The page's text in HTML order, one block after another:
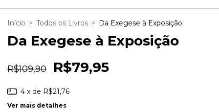
Início > Todos os Livros > Da Exegese à Exposição
Da Exegese à Exposição
R$109,90 R$79,95
4 x de R$21,76
Ver mais detalhes